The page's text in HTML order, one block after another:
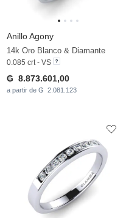
Anillo Agony
14k Oro Blanco & Diamante
0.085 crt - VS
₲ 8.873.601,00
a partir de ₲ 2.081.123